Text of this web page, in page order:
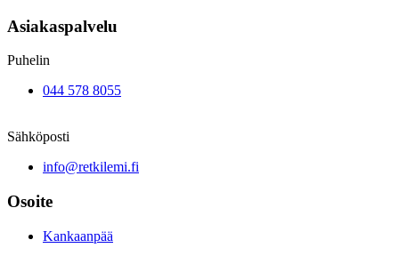
Asiakaspalvelu
Puhelin
044 578 8055
Sähköposti
info@retkilemi.fi
Osoite
Kankaanpää